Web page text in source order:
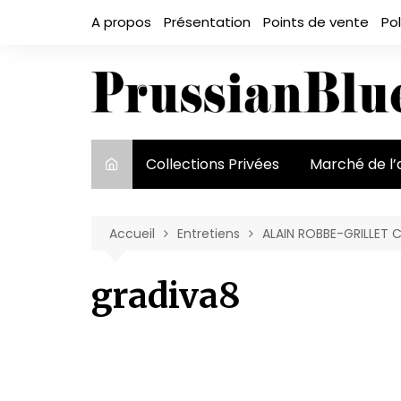
A propos Présentation Points de vente
Collections Privées Marché de
acteurs
Accueil Entretiens ALAIN ROBBE-GRILLET
gradiva8